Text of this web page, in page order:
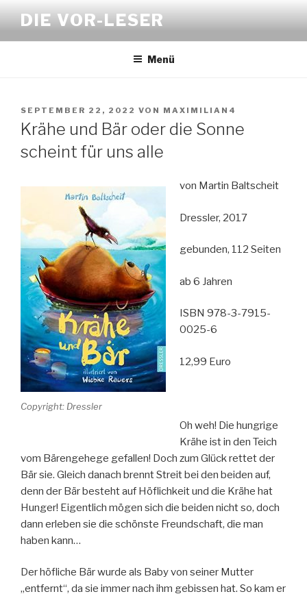
Inhalt
springen
DIE VOR-LESER
Menü
VERÖFFENTLICHT
AM
SEPTEMBER 22, 2022 VON MAXIMILIAN4
Krähe und Bär oder die Sonne
scheint für uns alle
Copyright: Dressler
von Martin Baltscheit
Dressler, 2017
gebunden, 112 Seiten
ab 6 Jahren
ISBN 978-3-7915-
0025-6
12,99 Euro
Oh weh! Die hungrige
Krähe ist in den Teich
vom Bärengehege gefallen! Doch zum Glück rettet der
Bär sie. Gleich danach brennt Streit bei den beiden auf,
denn der Bär besteht auf Höflichkeit und die Krähe hat
Hunger! Eigentlich mögen sich die beiden nicht so, doch
dann erleben sie die schönste Freundschaft, die man
haben kann…
Der höfliche Bär wurde als Baby von seiner Mutter
„entfernt“, da sie immer nach ihm gebissen hat. So kam er